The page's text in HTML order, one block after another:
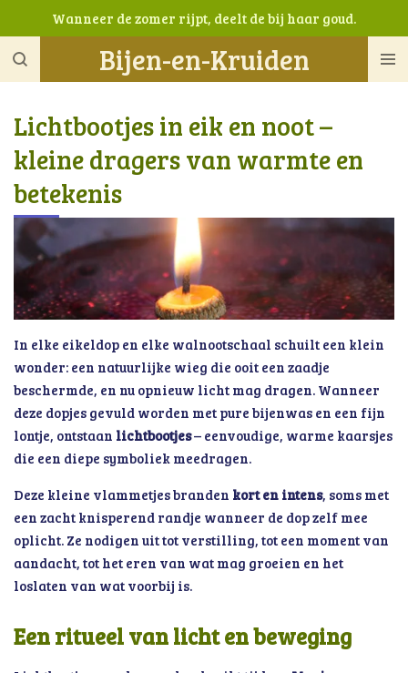
naar
Bijen-en-Kruiden
Wanneer de zomer rijpt, deelt de bij haar goud.
Lichtbootjes in eik en noot –
kleine dragers van warmte en
betekenis
In elke eikeldop en elke walnootschaal schuilt een klein
wonder: een natuurlijke wieg die ooit een zaadje
beschermde, en nu opnieuw licht mag dragen. Wanneer
deze dopjes gevuld worden met pure bijenwas en een fijn
lontje, ontstaan lichtbootjes– eenvoudige, warme kaarsjes
die een diepe symboliek meedragen.
Deze kleine vlammetjes branden kort en intens, soms met
een zacht knisperend randje wanneer de dop zelf mee
oplicht. Ze nodigen uit tot verstilling, tot een moment van
aandacht, tot het eren van wat mag groeien en het
loslaten van wat voorbij is.
Een ritueel van licht en beweging